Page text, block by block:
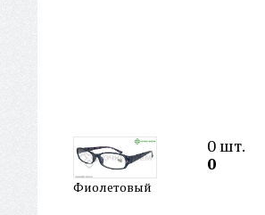
Фиолетовый
0шт.
0